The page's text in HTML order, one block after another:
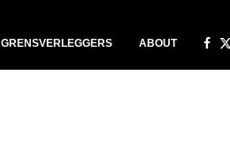
GRENSVERLEGGERS ABOUT